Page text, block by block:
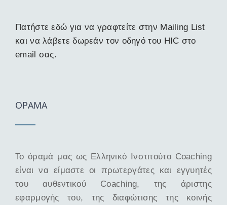
Πατήστε εδώ για να γραφτείτε στην Mailing List
και να λάβετε δωρεάν τον οδηγό του HIC στο
email σας.
ΟΡΑΜΑ
Το όραμά μας ως Ελληνικό Ινστιτούτο Coaching
είναι να είμαστε οι πρωτεργάτες και εγγυητές
του αυθεντικού Coaching, της άριστης
εφαρμογής του, της διαφώτισης της κοινής